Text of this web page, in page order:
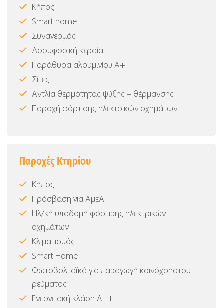
Κήπος
Smart home
Συναγερμός
Δορυφορική κεραία
Παράθυρα αλουμινίου Α+
Σίτες
Αντλία θερμότητας ψύξης – θέρμανσης
Παροχή φόρτισης ηλεκτρικών οχημάτων
Παροχές Κτηρίου
Κήπος
Πρόσβαση για ΑμεΑ
Ηλ/κή υποδομή φόρτισης ηλεκτρικών
οχημάτων
Κλιματισμός
Smart Home
Φωτοβολταϊκά για παραγωγή κοινόχρηστου
ρεύματος
Ενεργειακή κλάση Α++